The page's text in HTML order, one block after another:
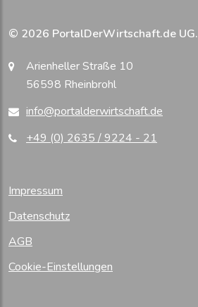
© 2026 PortalDerWirtschaft.de UG.
Arienheller Straße 10
56598 Rheinbrohl
info@portalderwirtschaft.de
+49 (0) 2635 / 9224 - 21
Impressum
Datenschutz
AGB
Cookie-Einstellungen